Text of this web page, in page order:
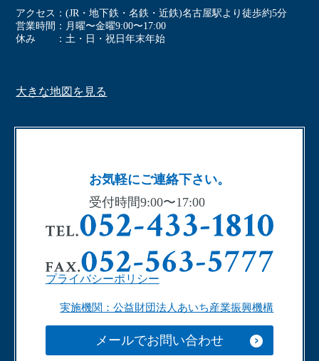
アクセス
(JR・地下鉄・名鉄・近鉄)名古屋駅より徒歩約5分
営業時間
⽉曜〜⾦曜9:00〜17:00
休み
⼟・⽇・祝⽇年末年始
大きな地図を見る
お気軽にご連絡下さい。
受付時間9:00〜17:00
プライバシーポリシー
実施機関：公益財団法人あいち産業振興機構
メールでお問い合わせ